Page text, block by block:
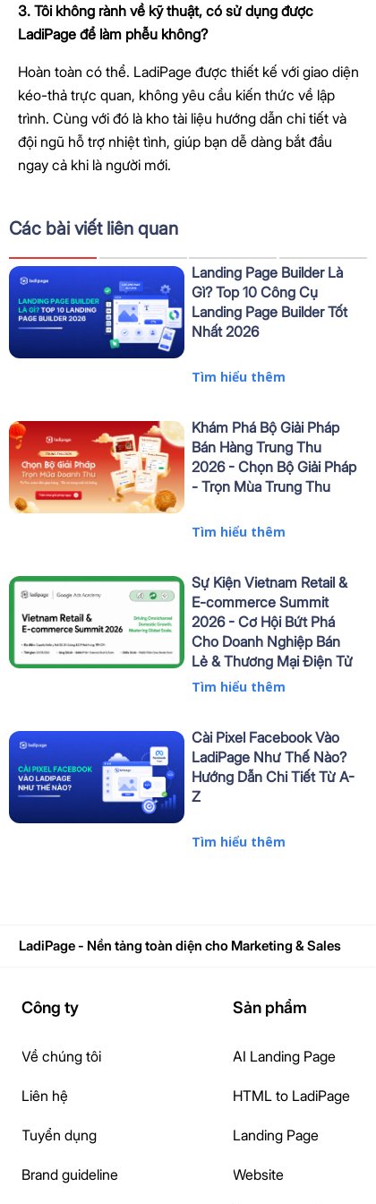
3. Tôi không rành về kỹ thuật, có sử dụng được
LadiPage để làm phễu không?
Hoàn toàn có thể. LadiPage được thiết kế với giao diện
kéo-thả trực quan, không yêu cầu kiến thức về lập
trình. Cùng với đó là kho tài liệu hướng dẫn chi tiết và
đội ngũ hỗ trợ nhiệt tình, giúp bạn dễ dàng bắt đầu
ngay cả khi là người mới.
Các bài viết liên quan
Landing Page Builder Là
Gì? Top 10 Công Cụ
Landing Page Builder Tốt
Nhất 2026
Tìm hiểu thêm
Khám Phá Bộ Giải Pháp
Bán Hàng Trung Thu
2026 - Chọn Bộ Giải Pháp
- Trọn Mùa Trung Thu
Tìm hiểu thêm
Sự Kiện Vietnam Retail &
E-commerce Summit
2026 - Cơ Hội Bứt Phá
Cho Doanh Nghiệp Bán
Lẻ & Thương Mại Điện Tử
Tìm hiểu thêm
Cài Pixel Facebook Vào
LadiPage Như Thế Nào?
Hướng Dẫn Chi Tiết Từ A-
Z
Tìm hiểu thêm
LadiPage - Nền tảng toàn diện cho Marketing & Sales
Công ty
Về chúng tôi
Liên hệ
Tuyển dụng
Brand guideline
Sản phẩm
AI Landing Page
HTML to LadiPage
Landing Page
Website